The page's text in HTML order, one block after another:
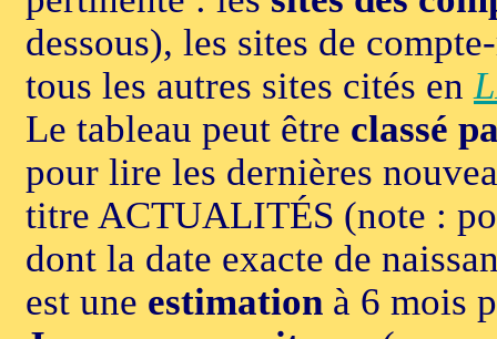
dessous), les sites de
tous les autres sites cités en
Le tableau peut être classé
pour lire les dernières
titre ACTUALITÉS (note :
dont la date exacte de
est une estimation à 6 mois